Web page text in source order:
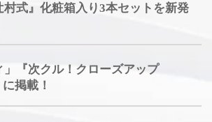
式』化粧箱入り3本セットを新発
」『次クル！クローズアップ
掲載！